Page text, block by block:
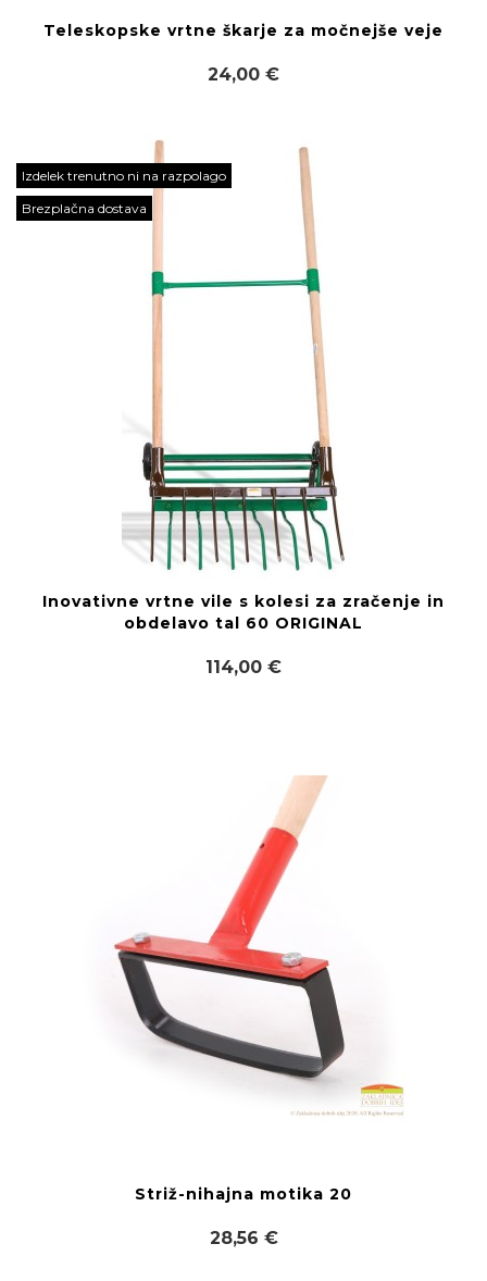
Teleskopske vrtne škarje za močnejše veje
24,00 €
Izdelek trenutno ni na razpolago
Brezplačna dostava
Inovativne vrtne vile s kolesi za zračenje in
obdelavo tal 60 ORIGINAL
114,00 €
Striž-nihajna motika 20
28,56 €